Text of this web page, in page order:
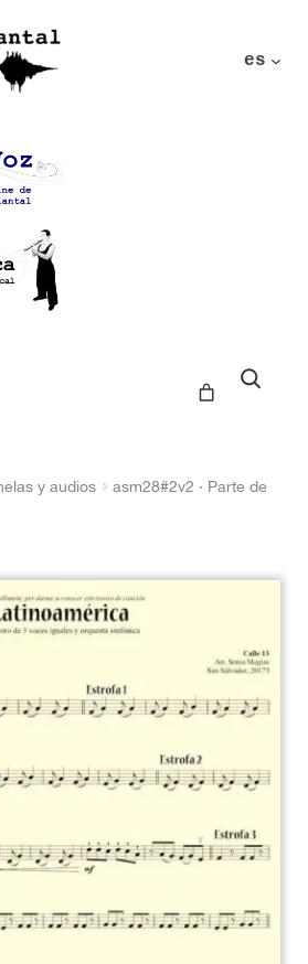
es
Buscar
y audios
asm28#2v2 · Parte de